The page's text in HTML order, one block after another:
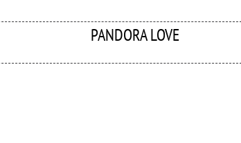
PANDORA LOVE